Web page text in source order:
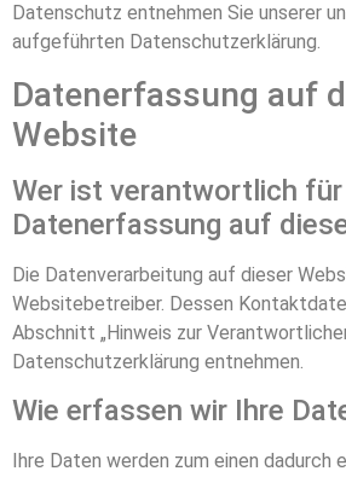
Datenschutz entnehmen Sie unserer
aufgeführten Datenschutzerklärung.
Datenerfassung auf
Website
Wer ist verantwortlich für
Datenerfassung auf
Die Datenverarbeitung auf dieser
Websitebetreiber. Dessen
Abschnitt „Hinweis zur
Datenschutzerklärung entnehmen.
Wie erfassen wir Ihre
Ihre Daten werden zum einen dadurch